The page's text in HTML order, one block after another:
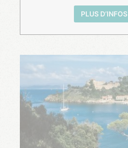
PLUS D’INFOS